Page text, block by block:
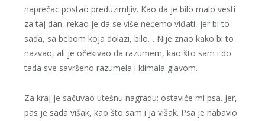
naprečac postao preduzimljiv. Kao da je bilo malo vesti
za taj dan, rekao je da se više nećemo viđati, jer bi to
sada, sa bebom koja dolazi, bilo… Nije znao kako bi to
nazvao, ali je očekivao da razumem, kao što sam i do
tada sve savršeno razumela i klimala glavom.
Za kraj je sačuvao utešnu nagradu: ostaviće mi psa. Jer,
pas je sada višak, kao što sam i ja višak. Psa je nabavio